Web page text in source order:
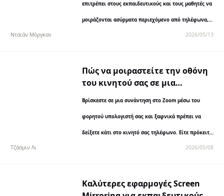
επιτρέπει στους εκπαιδευτικούς και τους μαθητές να
μοιράζονται ασύρματα περιεχόμενο από τηλέφωνα,
tablet και φορητούς υπολογιστές σε μια μεγαλύτερη
συνεργατικά.
Νταϊάν Μόργκαν 2026/05/13
Πώς να μοιραστείτε την οθόνη
του κινητού σας σε μια
μέθοδοι
Βρίσκεστε σε μια συνάντηση στο Zoom μέσω του
φορητού υπολογιστή σας και ξαφνικά πρέπει να
δείξετε κάτι στο κινητό σας τηλέφωνο. Είτε πρόκειται
για την παρουσίαση μιας εφαρμογής για κινητά,...
Τζάσμιν Λι 2026/05/08
Καλύτερες εφαρμογές Screen